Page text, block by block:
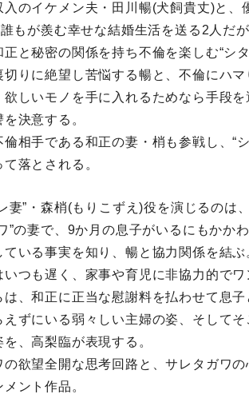
入のイケメン夫・田川暢(犬飼貴丈)と、
もが羨む幸せな結婚生活を送る2人だ
正と秘密の関係を持ち不倫を楽しむ“シ
りに絶望し苦悩する暢と、不倫にハ
欲しいモノを手に入れるためなら手段
決意する。
倫相手である和正の妻・梢も参戦し、“
落とされる。
妻”・森梢(もりこずえ)役を演じるのは
”の妻で、9か月の息子がいるにもかか
いる事実を知り、暢と協力関係を結ぶ
いつも遅く、家事や育児に非協力的で
は、和正に正当な慰謝料を払わせて息
えずにいる弱々しい主婦の姿、そして
、高梨臨が表現する。
の欲望全開な思考回路と、サレタガワ
ント作品。